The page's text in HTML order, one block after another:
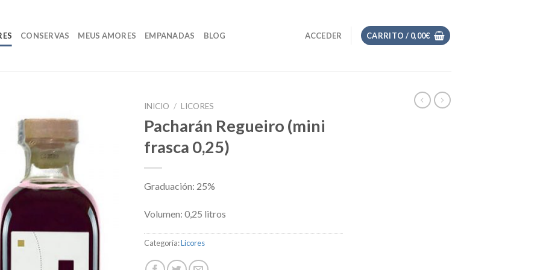
CONSERVAS MEUS AMORES EMPANADAS BLOG ACCEDER CARRITO / 0,00€
INICIO / LICORES
Pacharán Regueiro (mini
frasca 0,25)
Graduación: 25%
Volumen: 0,25 litros
Categoría:Licores